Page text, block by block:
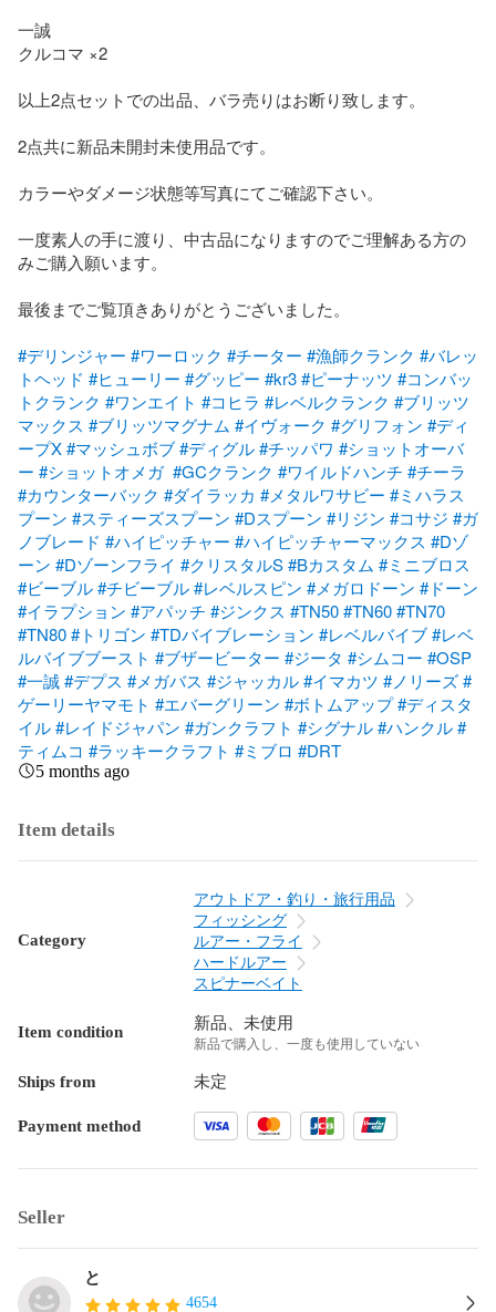
一誠
クルコマ ×2
以上2点セットでの出品、バラ売りはお断り致します。
2点共に新品未開封未使用品です。
カラーやダメージ状態等写真にてご確認下さい。
一度素人の手に渡り、中古品になりますのでご理解ある方の
みご購入願います。
最後までご覧頂きありがとうございました。
#デリンジャー #ワーロック #チーター #漁師クランク #バレッ
トヘッド #ヒューリー #グッピー #kr3#ピーナッツ #コンバッ
トクランク #ワンエイト #コヒラ #レベルクランク #ブリッツ
マックス #ブリッツマグナム #イヴォーク #グリフォン #ディ
ープX#マッシュボブ#ディグル#チッパワ #ショットオーバ
ー #ショットオメガ #GCクランク #ワイルドハンチ #チーラ
#カウンターバック #ダイラッカ #メタルワサビー #ミハラス
プーン #スティーズスプーン #Dスプーン #リジン #コサジ #ガ
ノブレード #ハイピッチャー #ハイピッチャーマックス #Dゾ
ーン #Dゾーンフライ #クリスタルS#Bカスタム #ミニブロス
#ビーブル#チビーブル#レベルスピン #メガロドーン #ドーン
#イラプション #アパッチ #ジンクス #TN50#TN60#TN70
#TN80#トリゴン #TDバイブレーション #レベルバイブ#レベ
ルバイブブースト #ブザービーター #ジータ #シムコー #OSP
#一誠#デプス #メガバス #ジャッカル#イマカツ #ノリーズ#
ゲーリーヤマモト #エバーグリーン #ボトムアップ#ディスタ
イル#レイドジャパン #ガンクラフト #シグナル#ハンクル#
ティムコ #ラッキークラフト #ミブロ #DRT
5 months ago
Item details
Category
アウトドア・釣り・旅行用品
フィッシング
ルアー・フライ
ハードルアー
スピナーベイト
Item condition 新品、未使用
新品で購入し、一度も使用していない
Ships from 未定
Payment method
Seller
と
4654